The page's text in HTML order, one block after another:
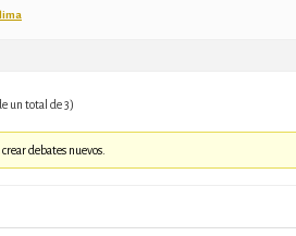
un total de 3)
debates nuevos.